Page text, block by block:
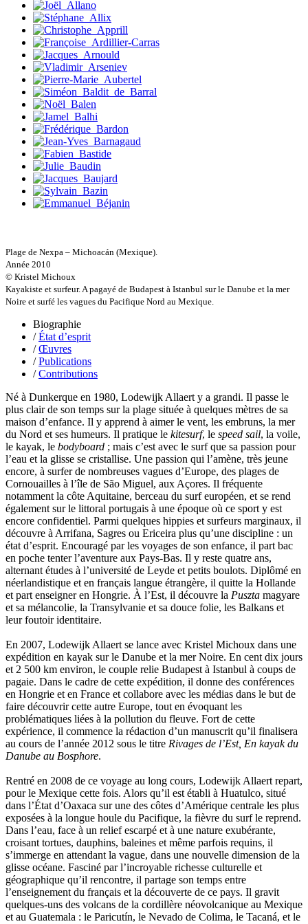
Deledicque Sébastien
Delloye Bernard
Delloye Mélanie
Descave Nicolas
Desprez Élise
Desprez Léopoldine
Devouassoux Philippe
Dubois-Tartacap Nicole
Ducret Nicolas
Dugast Stéphane
Dunbar Géraldine
Edwards Richard
Figueras Raymond
Fisset Émeric
Fisset Christine
FitzGerald Edward
Fontaine Benoît
François Valérie
Gana Frédéric
Garcia Antoine
Garde François
Gauthier Yves
Gemme Pierre
Gendre Florence
Georis Stéphane
Gilbert Frédéric
Giry Julien
Goisque Thomas
Grange Florent
Gras Cédric
Griette Olivier
Guéguéniat Jean-Yves
Guerrier Gérard
Guillemot Agnès
Guillotel Pierre-Antoine
Guyon Élizabeth
Haegy Jean-Marie
Hafez Kim
Halluin Bruno d’
Hardivilliers Albéric d’
Harvey James
Heimburger Mario
Hervouët Tifenn
Houdaille Christophe
Hussain Fawaz
Hussenet Emmanuel
Imhof Valentine
Jacq Marie-Claire
Jallade Sébastien
Janichon Gérard
Kerouedan Annie
Klein Julie
Klotz Lætitia
Klvana Ilya
Kotry Jérôme
La Brosse Gaële de
Labouche Didier
Lacarrière Jacques
Lacrampe Corine
Lagny Laurence
Laheurte Marielle
Lamotte Aymeric de
Lanni Dominique
Lanouguère-Bruneau Virginie
Lantz François
Lautier-Gaud Jean
Le Maître Anne
Leblanc Léopoldine
Leblay Julien
Plage de Nexpa – Michoacán (Mexique).
Année 2010
© Kristel Michoux
Kayakiste et surfeur. A pagayé de Budapest à Istanbul sur le Danube et la mer
Noire et surfé les vagues du Pacifique Nord au Mexique.
Biographie
/État d’esprit
/Œuvres
/Publications
/Contributions
Né à Dunkerque en 1980, Lodewijk Allaert y a grandi. Il passe le
plus clair de son temps sur la plage située à quelques mètres de sa
maison d’enfance. Il y apprend à aimer le vent, les embruns, la mer
du Nord et ses humeurs. Il pratique le kitesurf, le speed sail, la voile,
le kayak, le bodyboard ; mais c’est avec le surf que sa passion pour
l’eau et la glisse se cristallise. Une passion qui l’amène, très jeune
encore, à surfer de nombreuses vagues d’Europe, des plages de
Cornouailles à l’île de São Miguel, aux Açores. Il fréquente
notamment la côte Aquitaine, berceau du surf européen, et se rend
également sur le littoral portugais à une époque où ce sport y est
encore confidentiel. Parmi quelques hippies et surfeurs marginaux, il
découvre à Arrifana, Sagres ou Ericeira plus qu’une discipline : un
état d’esprit. Encouragé par les voyages de son enfance, il part bac
en poche tenter l’aventure aux Pays-Bas. Il y reste quatre ans,
alternant études à l’université de Leyde et petits boulots. Diplômé en
néerlandistique et en français langue étrangère, il quitte la Hollande
et part enseigner en Hongrie. À l’Est, il découvre la Puszta magyare
et sa mélancolie, la Transylvanie et sa douce folie, les Balkans et
leur foutoir identitaire.
En 2007, Lodewijk Allaert se lance avec Kristel Michoux dans une
expédition en kayak sur le Danube et la mer Noire. En cent dix jours
et 2 500 km environ, le couple relie Budapest à Istanbul à coups de
pagaie. Dans le cadre de cette expédition, il donne des conférences
en Hongrie et en France et collabore avec les médias dans le but de
faire découvrir cette autre Europe, tout en évoquant les
problématiques liées à la pollution du fleuve. Fort de cette
expérience, il commence la rédaction d’un manuscrit qu’il finalisera
au cours de l’année 2012 sous le titre Rivages de l’Est, En kayak du
Danube au Bosphore.
Rentré en 2008 de ce voyage au long cours, Lodewijk Allaert repart,
pour le Mexique cette fois. Alors qu’il est établi à Huatulco, situé
dans l’État d’Oaxaca sur une des côtes d’Amérique centrale les plus
exposées à la longue houle du Pacifique, la fièvre du surf le reprend.
Dans l’eau, face à un relief escarpé et à une nature exubérante,
croisant tortues, dauphins, baleines et même parfois requins, il
s’immerge en attendant la vague, dans une nouvelle dimension de la
glisse océane. Fasciné par l’incroyable richesse culturelle et
géographique qu’il rencontre, il partage son temps entre
l’enseignement du français et la découverte de ce pays. Il gravit
quelques-uns des volcans de la cordillère néovolcanique au Mexique
et au Guatemala : le Paricutín, le Nevado de Colima, le Tacaná, et le